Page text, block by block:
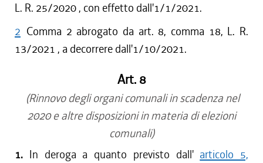
L. R. 25/2020 , con effetto dall'1/1/2021.
2 Comma 2 abrogato da art. 8, comma 18, L. R.
13/2021 , a decorrere dall'1/10/2021.
Art. 8
(Rinnovo degli organi comunali in scadenza nel
2020 e altre disposizioni in materia di elezioni
comunali)
1. In deroga a quanto previsto dall' articolo 5,